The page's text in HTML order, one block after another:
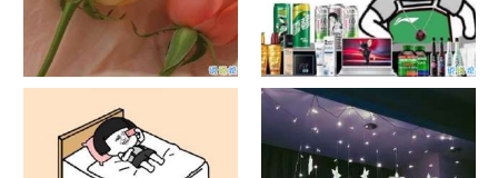
官宣恋爱的说说配图 官宣句子
抖音摆地摊文案 摆地摊的搞笑
说说带图片